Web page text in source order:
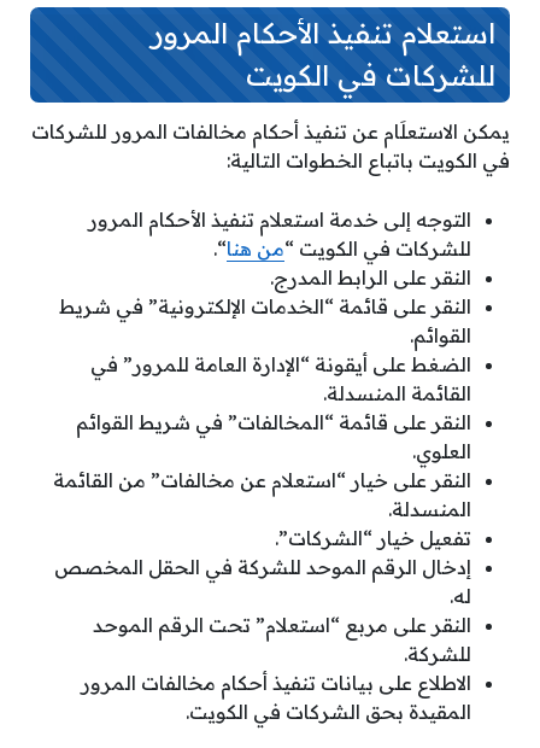
استعلام تنفيذ الأحكام المرور
للشركات في الكويت
يمكن الاستعلَام عن تنفيذ أحكام مخالفات المرور للشركات
في الكويت باتباع الخطوات التالية:
التوجه إلى خدمة استعلام تنفيذ الأحكام المرور
للشركات في الكويت “من هنا“.
النقر على الرابط المدرج.
النقر على قائمة “الخدمات الإلكترونية” في شريط
القوائم.
الضغط على أيقونة “الإدارة العامة للمرور” في
القائمة المنسدلة.
النقر على قائمة “المخالفات” في شريط القوائم
العلوي.
النقر على خيار “استعلام عن مخالفات” من القائمة
المنسدلة.
تفعيل خيار “الشركات”.
إدخال الرقم الموحد للشركة في الحقل المخصص
له.
النقر على مربع “استعلام” تحت الرقم الموحد
للشركة.
الاطلاع على بيانات تنفيذ أحكام مخالفات المرور
المقيدة بحق الشركات في الكويت.